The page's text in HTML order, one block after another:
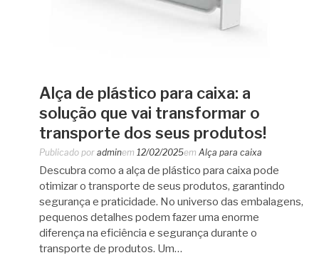
Alça de plástico para caixa: a
solução que vai transformar o
transporte dos seus produtos!
Publicado por adminem 12/02/2025em Alça para caixa
Descubra como a alça de plástico para caixa pode
otimizar o transporte de seus produtos, garantindo
segurança e praticidade. No universo das embalagens,
pequenos detalhes podem fazer uma enorme
diferença na eficiência e segurança durante o
transporte de produtos. Um…